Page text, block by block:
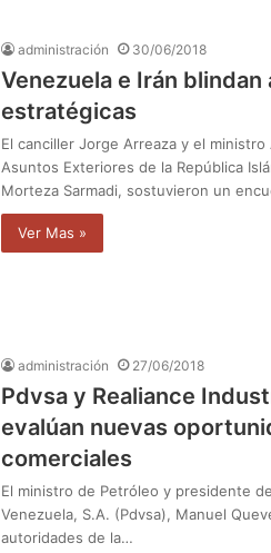
administración 30/06/2018
Venezuela e Irán blindan
estratégicas
El canciller Jorge Arreaza y el
Asuntos Exteriores de la República
Morteza Sarmadi, sostuvieron un
Ver Mas »
administración 27/06/2018
Pdvsa y Realiance
evalúan nuevas
comerciales
El ministro de Petróleo y presidente
Venezuela, S.A. (Pdvsa), Manuel
autoridades de la…